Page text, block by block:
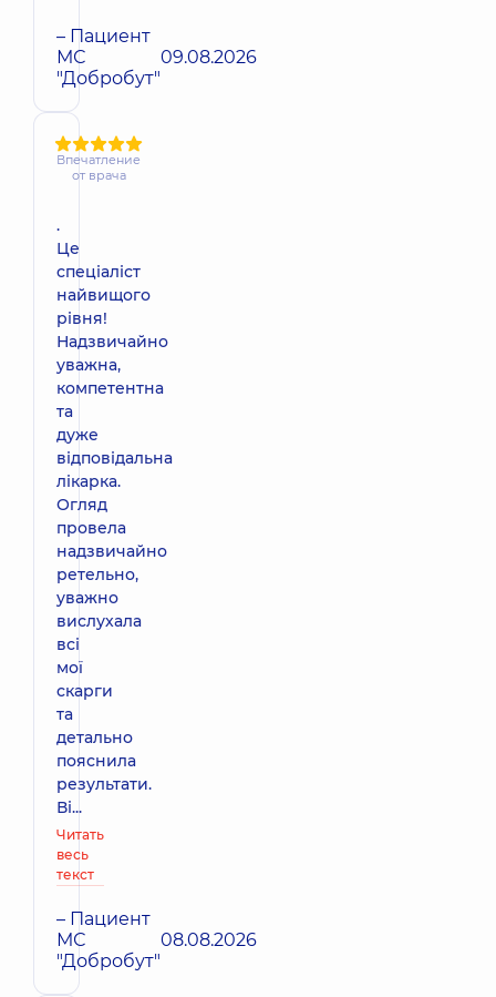
– Пациент
МС
"Добробут"
09.08.2026
Впечатление
от врача
.
Це
спеціаліст
найвищого
рівня!
Надзвичайно
уважна,
компетентна
та
дуже
відповідальна
лікарка.
Огляд
провела
надзвичайно
ретельно,
уважно
вислухала
всі
мої
скарги
та
детально
пояснила
результати.
Ві...
Читать
весь
текст
– Пациент
МС
"Добробут"
08.08.2026